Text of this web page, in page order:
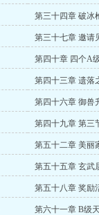
第三十四章 破冰
第三十七章 邀请
第四十章 四个A
第四十三章 遗落
第四十六章 御兽
第四十九章 第三
第五十二章 美丽
第五十五章 玄武
第五十八章 奖励
第六十一章 B级